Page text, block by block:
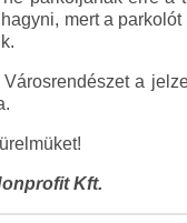
mert a
a
Kft.